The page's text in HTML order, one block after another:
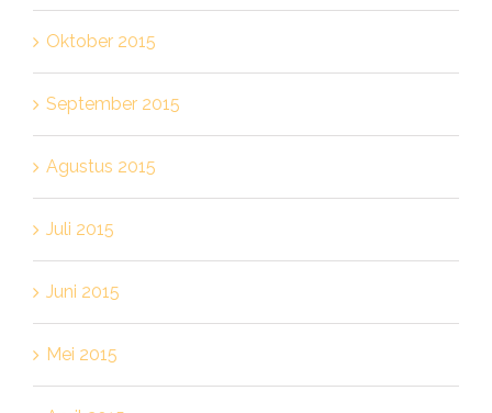
Oktober 2015
September 2015
Agustus 2015
Juli 2015
Juni 2015
Mei 2015